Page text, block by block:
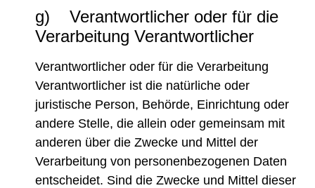
g) Verantwortlicher oder für die
Verarbeitung Verantwortlicher
Verantwortlicher oder für die Verarbeitung
Verantwortlicher ist die natürliche oder
juristische Person, Behörde, Einrichtung oder
andere Stelle, die allein oder gemeinsam mit
anderen über die Zwecke und Mittel der
Verarbeitung von personenbezogenen Daten
entscheidet. Sind die Zwecke und Mittel dieser